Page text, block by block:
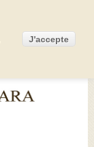
J'accepte